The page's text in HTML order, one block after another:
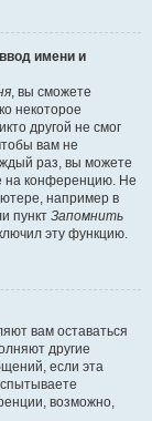
имени и
, вы сможете
некоторое
другой не смог
вам не
раз, вы можете
на конференцию. Не
например в
пункт Запомнить
эту функцию.
вам оставаться
другие
если эта
возможно,